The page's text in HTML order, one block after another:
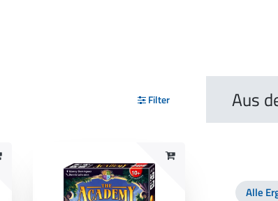
Filter Aus
Alle